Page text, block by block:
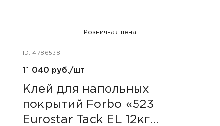
Розничная цена
ID: 4786538
11 040 руб./шт
Клей для напольных
покрытий Forbo «523
Eurostar Tack EL 12кг